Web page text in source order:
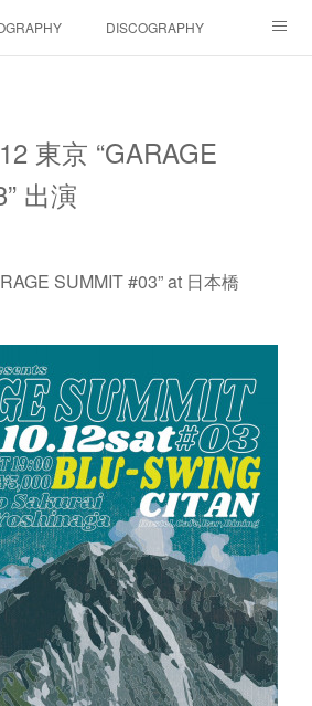
DISCOGRAPHY
東京 “GARAGE
出演
SUMMIT #03” at 日本橋